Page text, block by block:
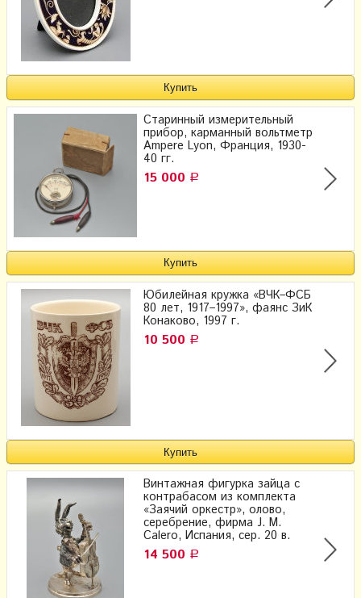
Старинный измерительный
прибор, карманный вольтметр
Ampere Lyon, Франция, 1930-
40 гг.
15 000 Р
Юбилейная кружка «ВЧК–ФСБ
80 лет, 1917–1997», фаянс ЗиК
Конаково, 1997 г.
10 500 Р
Винтажная фигурка зайца с
контрабасом из комплекта
«Заячий оркестр», олово,
серебрение, фирма J. M.
Calero, Испания, сер. 20 в.
14 500 Р